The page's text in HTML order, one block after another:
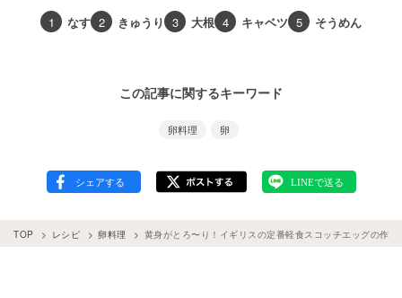
1 なす 2 きゅうり 3 大根 4 キャベツ 5 そうめん
この記事に関するキーワード
卵料理 卵
TOP レシピ 卵料理 黄身がとろ〜り！イギリスの定番軽食スコッチエッグの作り